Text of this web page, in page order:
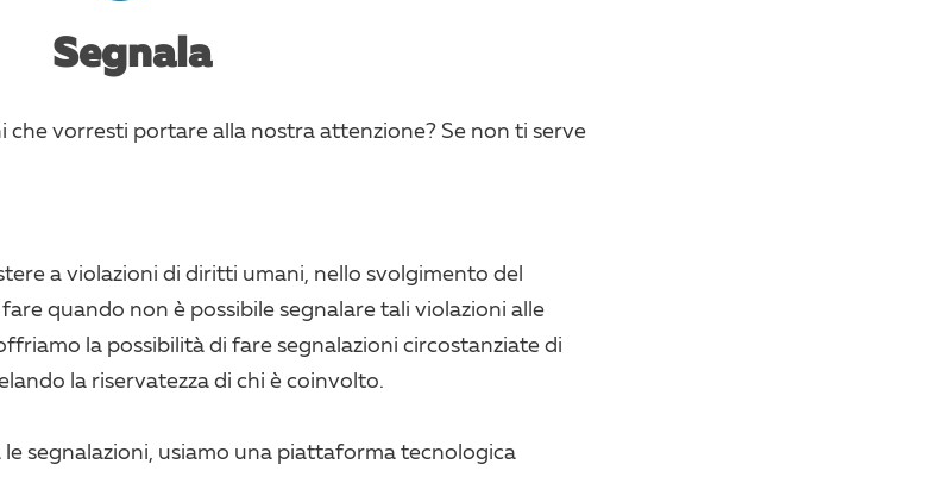
Segnala
che vorresti portare alla nostra attenzione? Se non ti serve
a violazioni di diritti umani, nello svolgimento del
quando non è possibile segnalare tali violazioni alle
la possibilità di fare segnalazioni circostanziate di
la riservatezza di chi è coinvolto.
le segnalazioni, usiamo una piattaforma tecnologica